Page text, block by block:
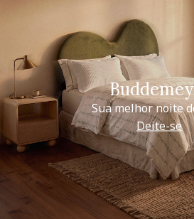
Sua melhor noite
Deite-se